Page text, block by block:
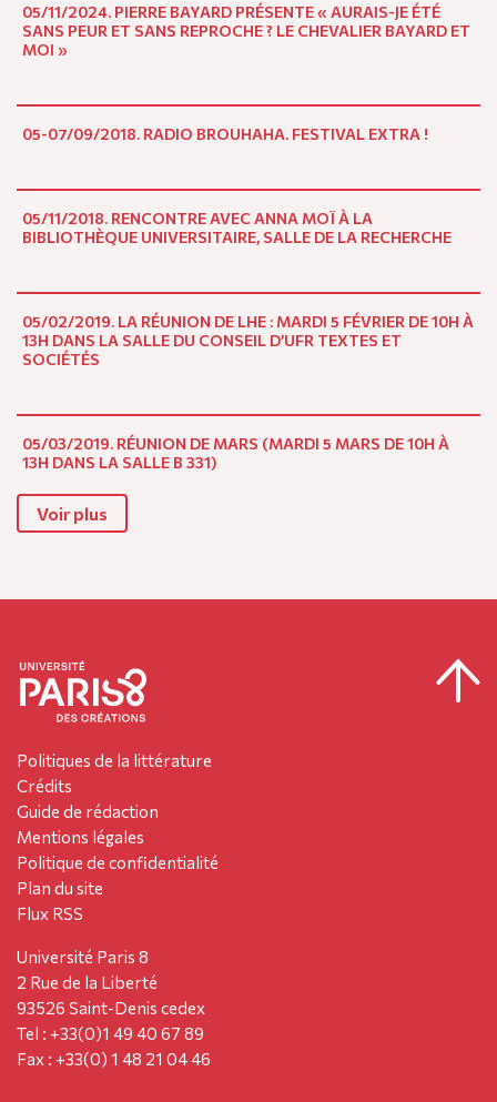
05/11/2024. PIERRE BAYARD PRÉSENTE « AURAIS-JE ÉTÉ
SANS PEUR ET SANS REPROCHE ? LE CHEVALIER BAYARD ET
MOI »
05-07/09/2018. RADIO BROUHAHA. FESTIVAL EXTRA !
05/11/2018. RENCONTRE AVEC ANNA MOÏ À LA
BIBLIOTHÈQUE UNIVERSITAIRE, SALLE DE LA RECHERCHE
05/02/2019. LA RÉUNION DE LHE : MARDI 5 FÉVRIER DE 10H À
13H DANS LA SALLE DU CONSEIL D’UFR TEXTES ET
SOCIÉTÉS
05/03/2019. RÉUNION DE MARS (MARDI 5 MARS DE 10H À
13H DANS LA SALLE B 331)
Voir plus
Politiques de la littérature
Crédits
Guide de rédaction
Mentions légales
Politique de confidentialité
Plan du site
Flux RSS
Université Paris 8
2 Rue de la Liberté
93526 Saint-Denis cedex
Tel : +33(0)1 49 40 67 89
Fax : +33(0) 1 48 21 04 46